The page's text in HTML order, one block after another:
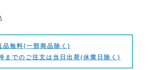
品無料(一部商品除く)
までのご注文は当日出荷(休業日除く)